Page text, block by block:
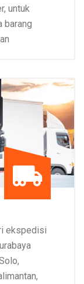
untuk
barang
ekspedisi